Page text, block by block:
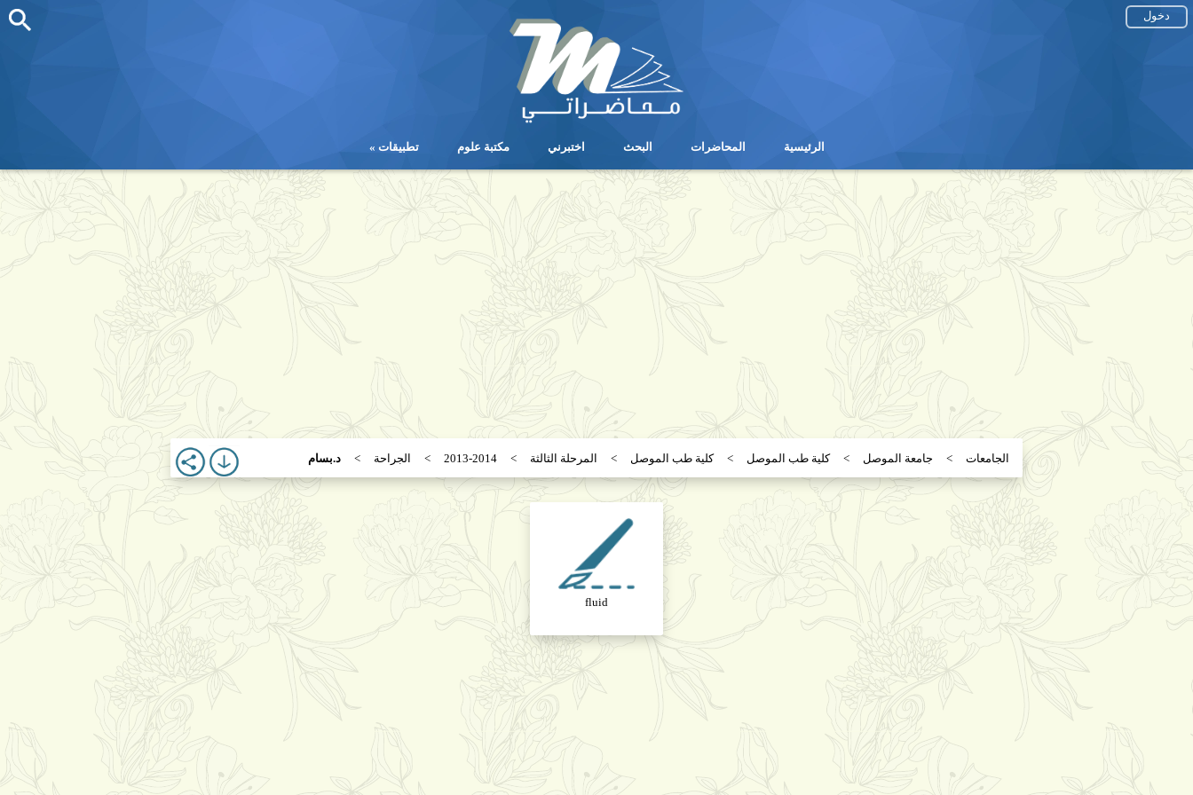
دخول اختبرني
الرئيسية المحاضرات البحث اختبرني مكتبة علوم تطبيقات
الجامعات جامعة الموصل كلية طب الموصل كلية طب الموصل المرحلة الثالثة 2013-2014 الجراحة د.بسام
fluid